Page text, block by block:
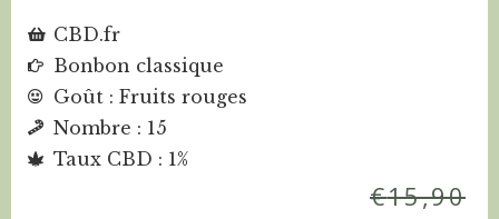
CBD.fr
Bonbon classique
Goût : Fruits rouges
Nombre : 15
Taux CBD : 1%
€15,90